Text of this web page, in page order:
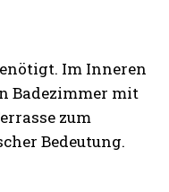
Im Inneren
Badezimmer mit
zum
Bedeutung.